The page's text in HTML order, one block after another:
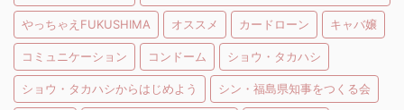
やっちゃえFUKUSHIMA オススメ カードローン キャバ嬢
コミュニケーション コンドーム ショウ・タカハシ
ショウ・タカハシからはじめよう シン・福島県知事をつくる会